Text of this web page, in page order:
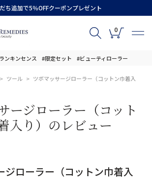
ち追加で5％OFFクーポンプレゼント
0
ンキンセンス #限定セット #ビューティローラー
ツール
ツボマッサージローラー（コットン巾着入
ージローラー（コット
入り）のレビュー
ジローラー（コットン巾着入